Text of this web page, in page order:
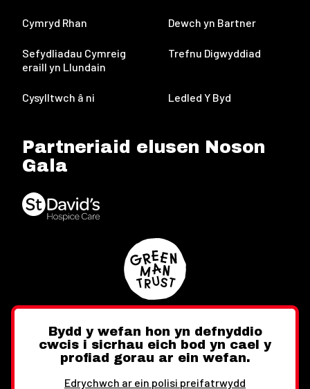
Cymryd Rhan Dewch yn Bartner
Sefydliadau Cymreig
eraill yn Llundain
Trefnu Digwyddiad
Cysylltwch â ni Ledled Y Byd
Partneriaid elusen Noson
Gala
Twitter FacebookInstagram
Bydd y wefan hon yn defnyddio
cwcis i sicrhau eich bod yn cael y
profiad gorau ar ein wefan.
Edrychwch ar ein polisi preifatrwydd